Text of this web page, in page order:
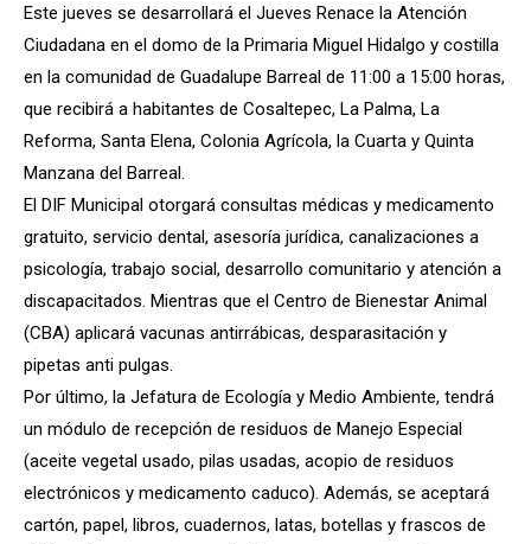
Este jueves se desarrollará el Jueves Renace la Atención
Ciudadana en el domo de la Primaria Miguel Hidalgo y costilla
en la comunidad de Guadalupe Barreal de 11:00 a 15:00 horas,
que recibirá a habitantes de Cosaltepec, La Palma, La
Reforma, Santa Elena, Colonia Agrícola, la Cuarta y Quinta
Manzana del Barreal.
El DIF Municipal otorgará consultas médicas y medicamento
gratuito, servicio dental, asesoría jurídica, canalizaciones a
psicología, trabajo social, desarrollo comunitario y atención a
discapacitados. Mientras que el Centro de Bienestar Animal
(CBA) aplicará vacunas antirrábicas, desparasitación y
pipetas anti pulgas.
Por último, la Jefatura de Ecología y Medio Ambiente, tendrá
un módulo de recepción de residuos de Manejo Especial
(aceite vegetal usado, pilas usadas, acopio de residuos
electrónicos y medicamento caduco). Además, se aceptará
cartón, papel, libros, cuadernos, latas, botellas y frascos de